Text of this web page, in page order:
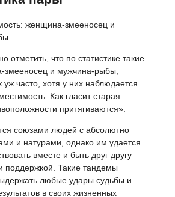
отметить, что по статистике такие
змееносец и мужчина-рыбы,
уж часто, хотя у них наблюдается
Как гласит старая
притягиваются».
союзами людей с абсолютно
и натурами, однако им удается
вместе и быть друг другу
поддержкой. Такие тандемы
любые удары судьбы и
в своих жизненных